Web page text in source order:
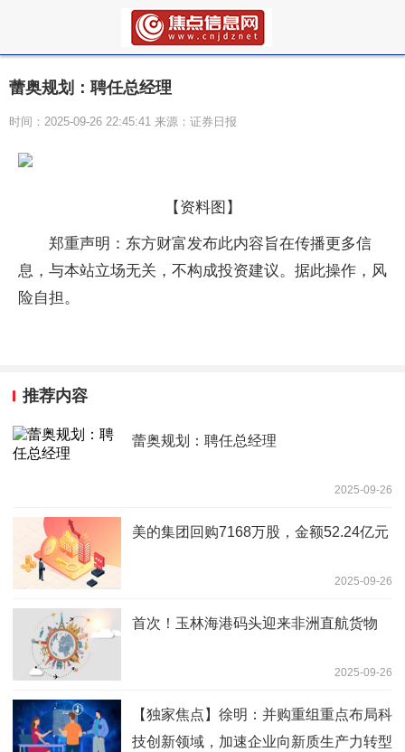
蕾奥规划：聘任总经理
时间：2025-09-26 22:45:41 来源：证券日报
【资料图】
郑重声明：东方财富发布此内容旨在传播更多信
息，与本站立场无关，不构成投资建议。据此操作，风
险自担。
推荐内容
蕾奥规划：聘任总经理
2025-09-26
美的集团回购7168万股，金额52.24亿元
2025-09-26
首次！玉林海港码头迎来非洲直航货物
2025-09-26
【独家焦点】徐明：并购重组重点布局科
技创新领域，加速企业向新质生产力转型